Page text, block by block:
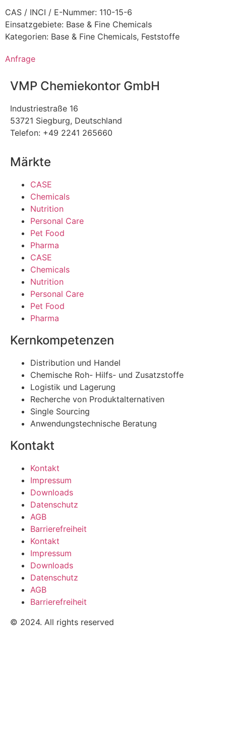
CAS / INCI / E-Nummer: 110-15-6
Einsatzgebiete: Base & Fine Chemicals
Kategorien: Base & Fine Chemicals, Feststoffe
Anfrage
VMP Chemiekontor GmbH
Industriestraße 16
53721 Siegburg, Deutschland
Telefon: +49 2241 265660
Märkte
CASE
Chemicals
Nutrition
Personal Care
Pet Food
Pharma
CASE
Chemicals
Nutrition
Personal Care
Pet Food
Pharma
Kernkompetenzen
Distribution und Handel
Chemische Roh- Hilfs- und Zusatzstoffe
Logistik und Lagerung
Recherche von Produktalternativen
Single Sourcing
Anwendungstechnische Beratung
Kontakt
Kontakt
Impressum
Downloads
Datenschutz
AGB
Barrierefreiheit
Kontakt
Impressum
Downloads
Datenschutz
AGB
Barrierefreiheit
© 2024. All rights reserved